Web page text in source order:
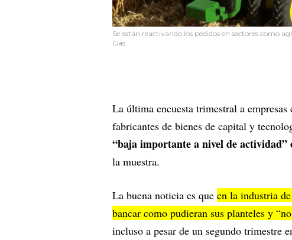
Se están reactivando los pedidos en sectores como
Gas
La última encuesta trimestral a
fabricantes de bienes de capital y
“baja importante a nivel de
la muestra.
La buena noticia es que en la industria
bancar como pudieran sus planteles y
incluso a pesar de un segundo trimestre